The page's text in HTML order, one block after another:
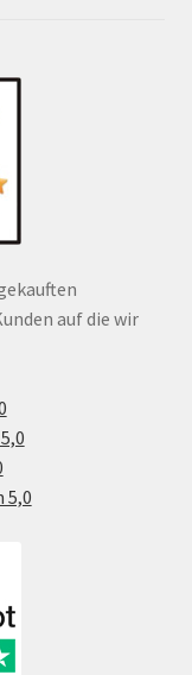
auf die wir
5,0